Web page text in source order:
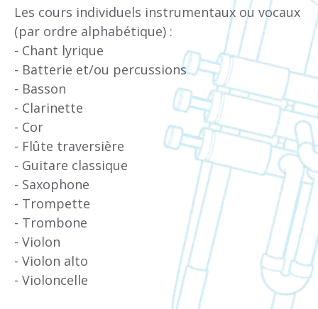
Les cours individuels instrumentaux ou vocaux
(par ordre alphabétique) :
- Chant lyrique
- Batterie et/ou percussions
- Basson
- Clarinette
- Cor
- Flûte traversière
- Guitare classique
- Saxophone
- Trompette
- Trombone
- Violon
- Violon alto
- Violoncelle